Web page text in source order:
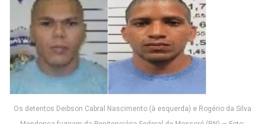
Os detentos Deibson Cabral Nascimento (à esquerda) e Rogério da Silva